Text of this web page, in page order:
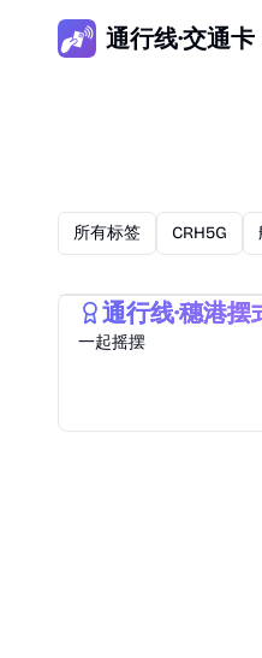
通行线·交通卡
所有标签 CRH5G
通行线·穗港摆
一起摇摆